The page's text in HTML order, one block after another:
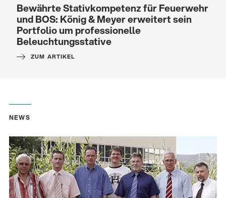
Bewährte Stativkompetenz für Feuerwehr
und BOS: König & Meyer erweitert sein
Portfolio um professionelle
Beleuchtungsstative
ZUM ARTIKEL
NEWS